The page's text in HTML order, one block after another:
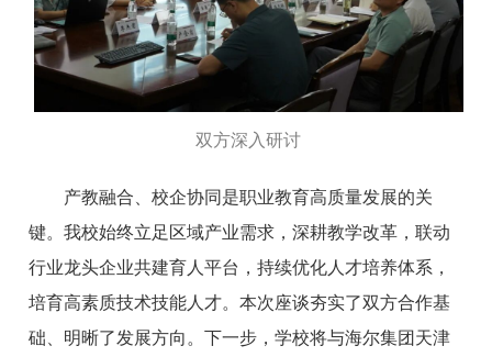
双方深入研讨
产教融合、校企协同是职业教育高质量发展的关
键。我校始终立足区域产业需求，深耕教学改革，联动
行业龙头企业共建育人平台，持续优化人才培养体系，
培育高素质技术技能人才。本次座谈夯实了双方合作基
础、明晰了发展方向。下一步，学校将与海尔集团天津